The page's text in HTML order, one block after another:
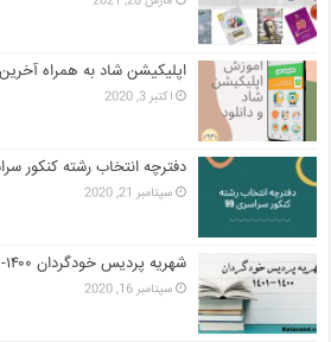
اپلیکیشن شاد به همراه
اکتبر 3, 2020
دفترچه انتخاب رشته کنکور سراسری ۱۳۹۹ و
سپتامبر 21, 2020
شهریه پردیس خودگردان ۱۴۰۰-۱۴۰۱
سپتامبر 16, 2020